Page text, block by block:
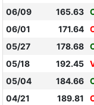
06/09
165.63
06/01
171.64
05/27
178.68
05/18
192.45
05/04
184.66
04/21
189.81